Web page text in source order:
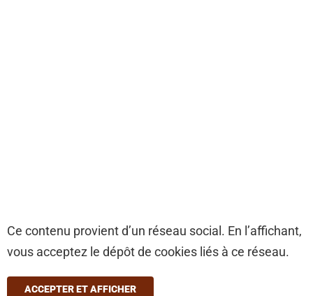
Ce contenu provient d’un réseau social. En l’affichant,
vous acceptez le dépôt de cookies liés à ce réseau.
ACCEPTER ET AFFICHER